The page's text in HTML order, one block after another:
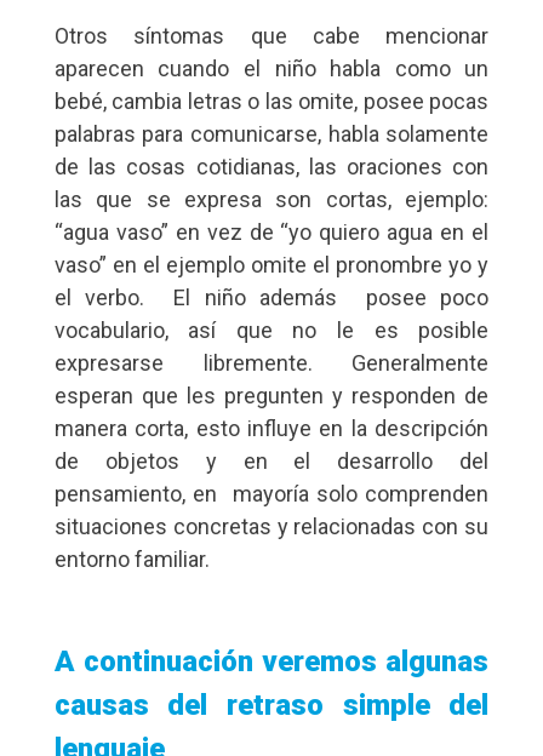
Otros síntomas que cabe mencionar
aparecen cuando el niño habla como un
bebé, cambia letras o las omite, posee pocas
palabras para comunicarse, habla solamente
de las cosas cotidianas, las oraciones con
las que se expresa son cortas, ejemplo:
“agua vaso” en vez de “yo quiero agua en el
vaso” en el ejemplo omite el pronombre yo y
el verbo. El niño además posee poco
vocabulario, así que no le es posible
expresarse libremente. Generalmente
esperan que les pregunten y responden de
manera corta, esto influye en la descripción
de objetos y en el desarrollo del
pensamiento, en mayoría solo comprenden
situaciones concretas y relacionadas con su
entorno familiar.
A continuación veremos algunas
causas del retraso simple del
lenguaje